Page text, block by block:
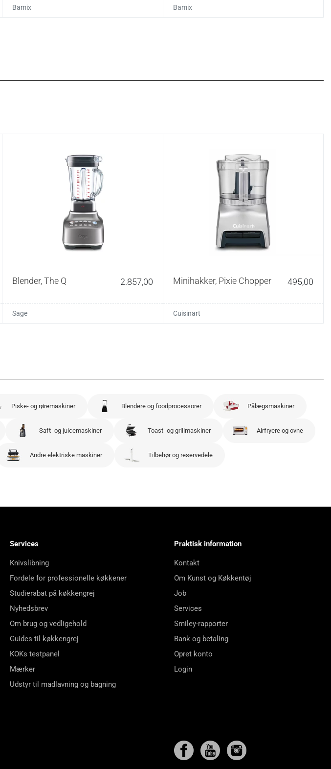
Bamix Bamix
Blender, The Q 2.857,00
Sage
Minihakker, Pixie Chopper 495,00
Cuisinart
Piske- og røremaskiner Blendere og foodprocessorer Pålægsmaskiner
Saft- og juicemaskiner Toast- og grillmaskiner Airfryere og ovne
Andre elektriske maskiner Tilbehør og reservedele
Services
Knivslibning
Fordele for professionelle køkkener
Studierabat på køkkengrej
Nyhedsbrev
Om brug og vedligehold
Guides til køkkengrej
KOKs testpanel
Mærker
Udstyr til madlavning og bagning
Praktisk information
Kontakt
Om Kunst og Køkkentøj
Job
Services
Smiley-rapporter
Bank og betaling
Opret konto
Login